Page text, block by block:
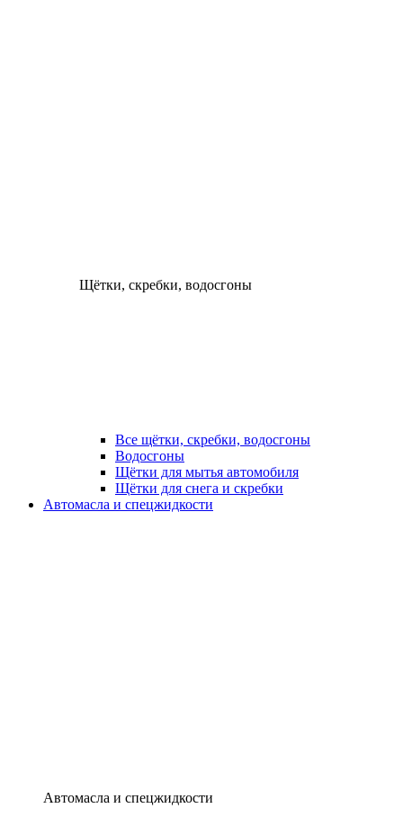
Щётки, скребки, водосгоны
Все щётки, скребки, водосгоны
Водосгоны
Щётки для мытья автомобиля
Щётки для снега и скребки
Автомасла и спецжидкости
Автомасла и спецжидкости